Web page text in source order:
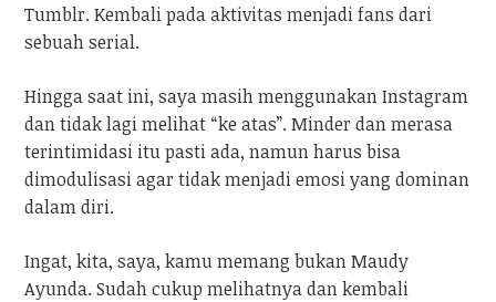
Tumblr. Kembali pada aktivitas menjadi fans dari
sebuah serial.
Hingga saat ini, saya masih menggunakan Instagram
dan tidak lagi melihat “ke atas”. Minder dan merasa
terintimidasi itu pasti ada, namun harus bisa
dimodulisasi agar tidak menjadi emosi yang dominan
dalam diri.
Ingat, kita, saya, kamu memang bukan Maudy
Ayunda. Sudah cukup melihatnya dan kembali